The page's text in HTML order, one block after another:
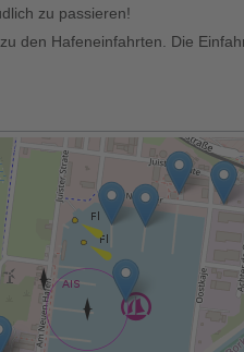
zu passieren!
den Hafeneinfahrten. Die